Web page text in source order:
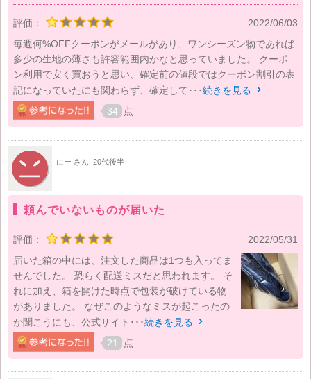
評価：
2022/06/03
毎週何%OFFクーポンがメールがあり、ワンシーズン物であれば
多少の生地の薄さも許容範囲内かなと思っていました。 クーポ
ン利用で安く買おうと思い、確定前の値段ではクーポン割引の表
記になっていたにも関わらず、確定して･･･続きを見る 
34 点
にー さん 20代後半
頼んでいないものが届いた
評価：
2022/05/31
届いた箱の中には、注文した商品は1つも入ってま
せんでした。 恐らく配送ミスだと思われます。 そ
れに加え、箱を開けた時点で包装が破けている物
がありました。 なぜこのようなミスが起こったの
か聞こうにも、公式サイト･･･続きを見る 
21 点